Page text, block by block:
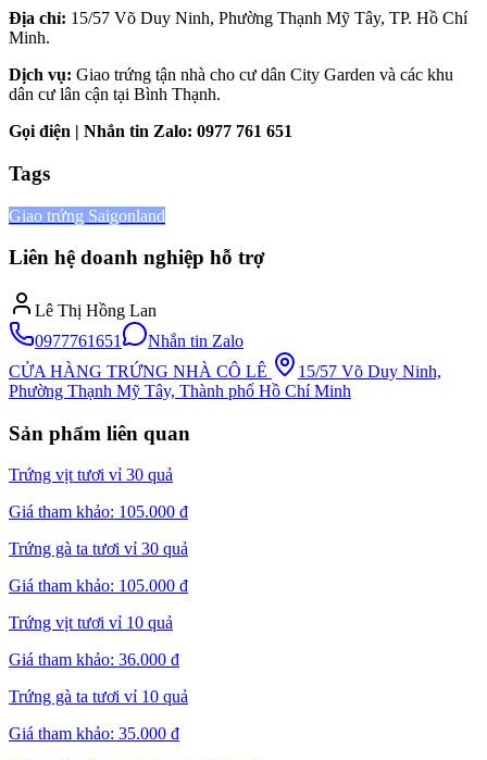
Địa chỉ: 15/57 Võ Duy Ninh, Phường Thạnh Mỹ Tây, TP. Hồ Chí
Minh.
Dịch vụ: Giao trứng tận nhà cho cư dân City Garden và các khu
dân cư lân cận tại Bình Thạnh.
Gọi điện | Nhắn tin Zalo: 0977 761 651
Tags
Giao trứng Saigonland
Liên hệ doanh nghiệp hỗ trợ
Lê Thị Hồng Lan
0977761651
Nhắn tin Zalo
CỬA HÀNG TRỨNG NHÀ CÔ LÊ
15/57 Võ Duy Ninh,
Phường Thạnh Mỹ Tây, Thành phố Hồ Chí Minh
Sản phẩm liên quan
Trứng vịt tươi vỉ 30 quả
Giá tham khảo: 105.000 đ
Trứng gà ta tươi vỉ 30 quả
Giá tham khảo: 105.000 đ
Trứng vịt tươi vỉ 10 quả
Giá tham khảo: 36.000 đ
Trứng gà ta tươi vỉ 10 quả
Giá tham khảo: 35.000 đ